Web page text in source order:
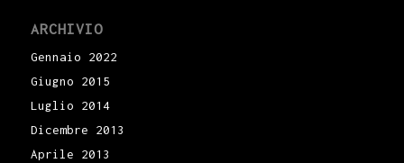
ARCHIVIO
Gennaio 2022
Giugno 2015
Luglio 2014
Dicembre 2013
Aprile 2013